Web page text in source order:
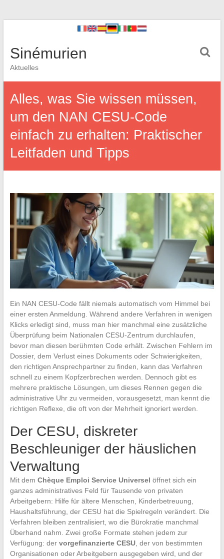
Sinémurien
Aktuelles
Alles, was Sie wissen müssen,
um den NAN CESU-Code
einfach zu erhalten: Praktischer
Leitfaden und Tipps
Ein NAN CESU-Code fällt niemals automatisch vom Himmel bei
einer ersten Anmeldung. Während andere Verfahren in wenigen
Klicks erledigt sind, muss man hier manchmal eine zusätzliche
Überprüfung beim Nationalen CESU-Zentrum durchlaufen,
bevor man diesen berühmten Code erhält. Zwischen Fehlern im
Dossier, dem Verlust eines Dokuments oder Schwierigkeiten,
den richtigen Ansprechpartner zu finden, kann das Verfahren
schnell zu einem Kopfzerbrechen werden. Dennoch gibt es
mehrere praktische Lösungen, um dieses Rennen gegen die
administrative Uhr zu vermeiden, vorausgesetzt, man kennt die
richtigen Reflexe, die oft von der Mehrheit ignoriert werden.
Der CESU, diskreter
Beschleuniger der häuslichen
Verwaltung
Mit dem Chèque Emploi Service Universel öffnet sich ein
ganzes administratives Feld für Tausende von privaten
Arbeitgebern: Hilfe für ältere Menschen, Kinderbetreuung,
Haushaltsführung, der CESU hat die Spielregeln verändert. Die
Verfahren bleiben zentralisiert, wo die Bürokratie manchmal
Überhand nahm. Zwei große Formate stehen jedem zur
Verfügung: der vorgefinanzierte CESU, der von bestimmten
Organisationen oder Arbeitgebern ausgegeben wird, und der